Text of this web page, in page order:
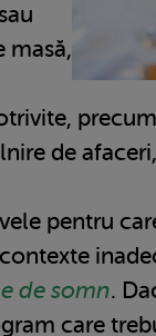
masă,
de
pentru
de somn.
care